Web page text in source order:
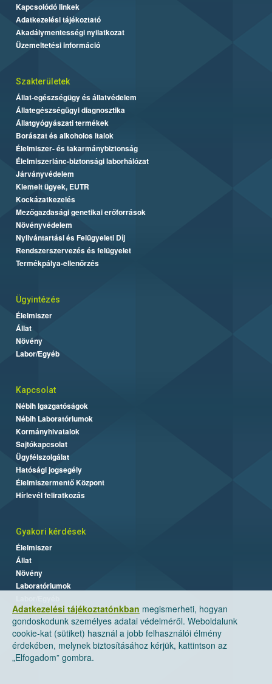
Adatkezelési tájékoztatónkban megismerheti, hogyan
gondoskodunk személyes adatai védelméről. Weboldalunk
cookie-kat (sütiket) használ a jobb felhasználói élmény
érdekében, melynek biztosításához kérjük, kattintson az
„Elfogadom” gombra.
Kapcsolódó linkek
Adatkezelési tájékoztató
Akadálymentességi nyilatkozat
Üzemeltetési információ
Szakterületek
Állat-egészségügy és állatvédelem
Állategészségügyi diagnosztika
Állatgyógyászati termékek
Borászat és alkoholos italok
Élelmiszer- és takarmánybiztonság
Élelmiszerlánc-biztonsági laborhálózat
Járványvédelem
Kiemelt ügyek, EUTR
Kockázatkezelés
Mezőgazdasági genetikai erőforrások
Növényvédelem
Nyilvántartási és Felügyeleti Díj
Rendszerszervezés és felügyelet
Termékpálya-ellenőrzés
Ügyintézés
Élelmiszer
Állat
Növény
Labor/Egyéb
Kapcsolat
Nébih Igazgatóságok
Nébih Laboratóriumok
Kormányhivatalok
Sajtókapcsolat
Ügyfélszolgálat
Hatósági jogsegély
Élelmiszermentő Központ
Hírlevél feliratkozás
Gyakori kérdések
Élelmiszer
Állat
Növény
Laboratóriumok